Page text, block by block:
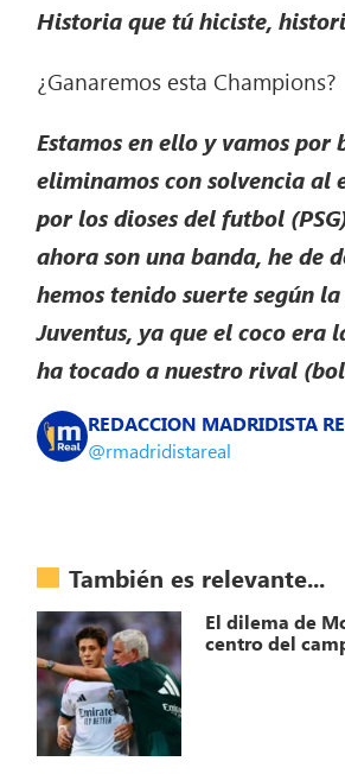
Historia que tú hiciste,
¿Ganaremos esta Champions?
Estamos en ello y vamos por
eliminamos con solvencia al
por los dioses del futbol
ahora son una banda, he de
hemos tenido suerte según
Juventus, ya que el coco era
ha tocado a nuestro rival
REDACCION MADRIDISTA
@rmadridistareal
También es relevante...
El dilema de
centro del